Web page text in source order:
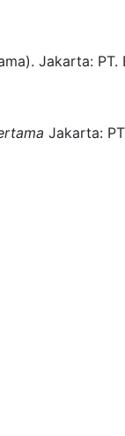
. Jakarta: PT.
Jakarta: